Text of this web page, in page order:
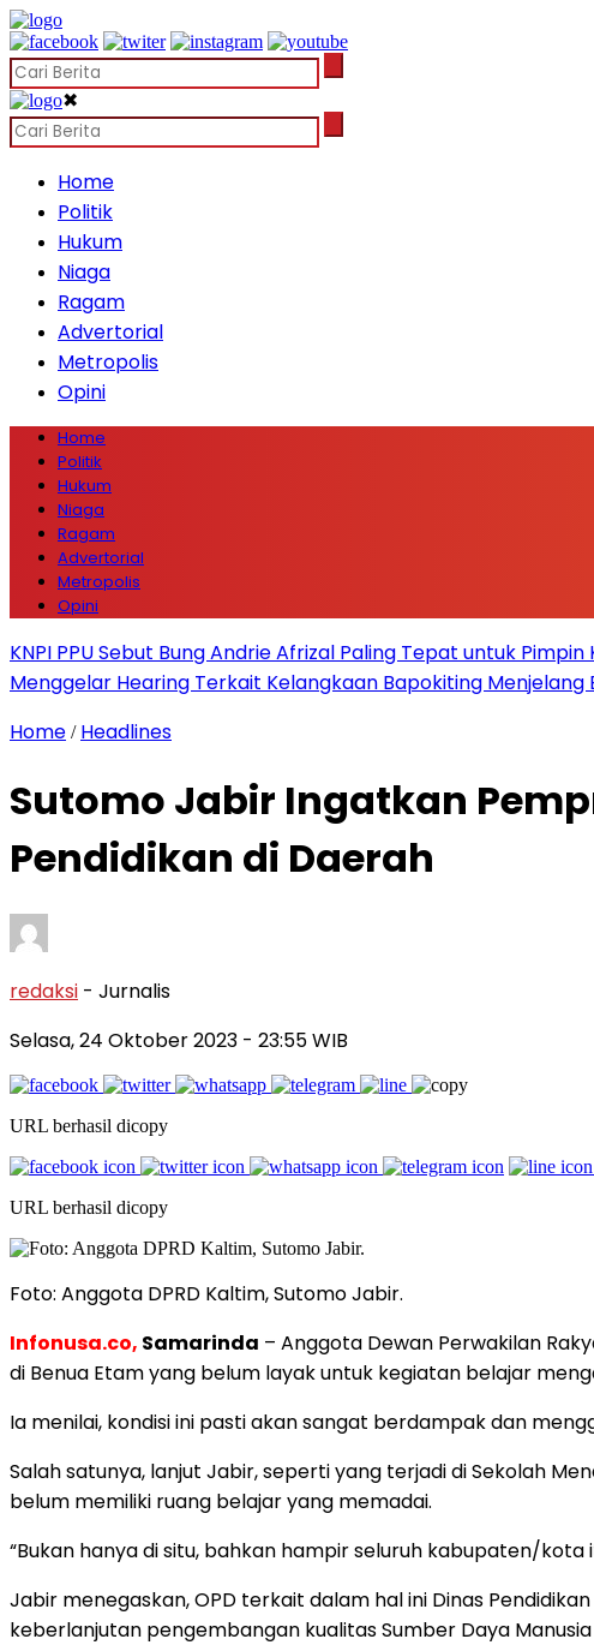
✖
Home
Politik
Hukum
Niaga
Ragam
Advertorial
Metropolis
Opini
Home
Politik
Hukum
Niaga
Ragam
Advertorial
Metropolis
Opini
KNPI PPU Sebut Bung Andrie Afrizal Paling Tepat untuk Pimpin
Menggelar Hearing Terkait Kelangkaan Bapokiting Menjelang
Home / Headlines
Sutomo Jabir Ingatkan
Pendidikan di Daerah
redaksi - Jurnalis
Selasa, 24 Oktober 2023 - 23:55 WIB
URL berhasil dicopy
URL berhasil dicopy
Foto: Anggota DPRD Kaltim, Sutomo Jabir.
Infonusa.co, Samarinda – Anggota Dewan Perwakilan
di Benua Etam yang belum layak untuk kegiatan belajar
Ia menilai, kondisi ini pasti akan sangat berdampak dan
Salah satunya, lanjut Jabir, seperti yang terjadi di Sekolah
belum memiliki ruang belajar yang memadai.
“Bukan hanya di situ, bahkan hampir seluruh kabupaten/
Jabir menegaskan, OPD terkait dalam hal ini Dinas
keberlanjutan pengembangan kualitas Sumber Daya